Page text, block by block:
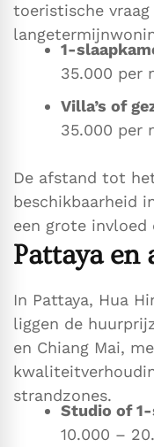
toeristische
1-
35.000 per
Villa’s of
35.000 per
De afstand tot
beschikbaarheid
een grote invloed
Pattaya en
In Pattaya, Hua
liggen de
en Chiang Mai,
strandzones.
Studio of
10.000 –